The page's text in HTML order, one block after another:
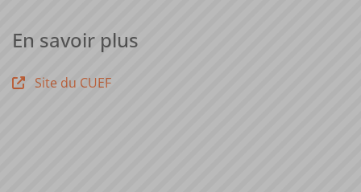
En savoir plus
Site du CUEF